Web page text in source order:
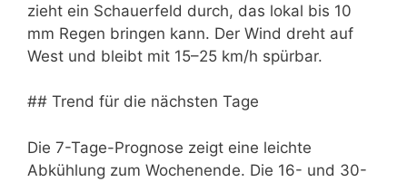
zieht ein Schauerfeld durch, das lokal bis 10
mm Regen bringen kann. Der Wind dreht auf
West und bleibt mit 15–25 km/h spürbar.
## Trend für die nächsten Tage
Die 7-Tage-Prognose zeigt eine leichte
Abkühlung zum Wochenende. Die 16- und 30-